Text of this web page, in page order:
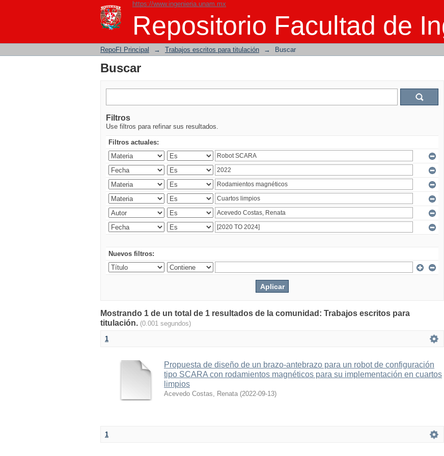
https://www.ingenieria.unam.mx
Repositorio Facultad de
Buscar
RepoFI Principal → Trabajos escritos para titulación → Buscar
Buscar
Filtros
Use filtros para refinar sus resultados.
Filtros actuales:
Nuevos filtros:
Mostrando 1 de un total de 1 resultados de la comunidad: Trabajos escritos para
titulación. (0.001 segundos)
1
Propuesta de diseño de un brazo-antebrazo para un robot de configuración
tipo SCARA con rodamientos magnéticos para su implementación en cuartos
limpios
Acevedo Costas, Renata (2022-09-13)
1